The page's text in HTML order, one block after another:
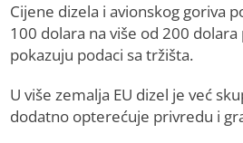
Cijene dizela i avionskog goriva
100 dolara na više od 200
pokazuju podaci sa tržišta.
U više zemalja EU dizel je već
dodatno opterećuje privredu i